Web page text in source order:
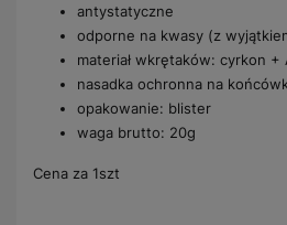
antystatyczne
odporne na kwasy (z
materiał wkrętaków: cyrkon +
nasadka ochronna na
opakowanie: blister
waga brutto: 20g
Cena za 1szt